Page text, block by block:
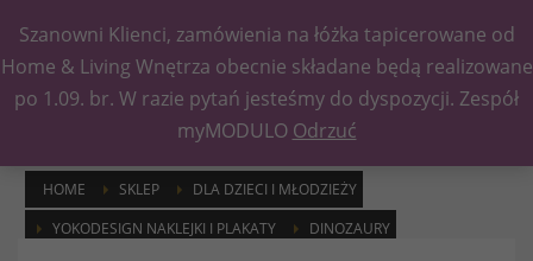
Kategorie
HOME SKLEP
DLA DZIECI I MŁODZIEŻY
YOKODESIGN NAKLEJKI I PLAKATY
DINOZAURY
Szanowni Klienci, zamówienia na łóżka tapicerowane od
Home & Living Wnętrza obecnie składane będą realizowane
po 1.09. br. W razie pytań jesteśmy do dyspozycji. Zespół
myMODULO Odrzuć